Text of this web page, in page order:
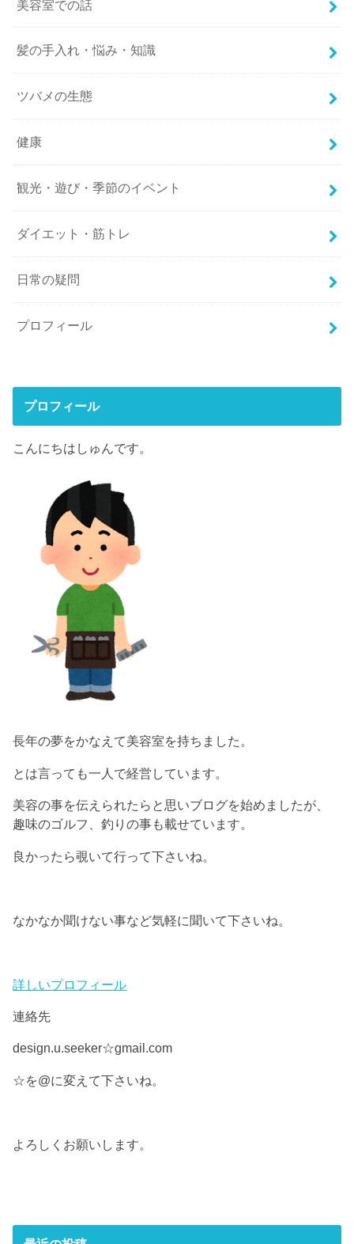
美容室での話
髪の手入れ・悩み・知識
ツバメの生態
健康
観光・遊び・季節のイベント
ダイエット・筋トレ
日常の疑問
プロフィール
プロフィール
こんにちはしゅんです。
長年の夢をかなえて美容室を持ちました。
とは言っても一人で経営しています。
美容の事を伝えられたらと思いブログを始めましたが、
趣味のゴルフ、釣りの事も載せています。
良かったら覗いて行って下さいね。
なかなか聞けない事など気軽に聞いて下さいね。
詳しいプロフィール
連絡先
design.u.seeker☆gmail.com
☆を@に変えて下さいね。
よろしくお願いします。